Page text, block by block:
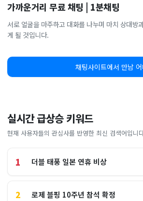
가까운거리 무료 채팅 | 1분채팅
서로 얼굴을 마주하고 대화를 나누며 마치 상대방
게 될 것입니다.
채팅사이트에서 만남
실시간 급상승 키워드
현재 사용자들의 관심사를 반영한 최신 검색어입니
1 더블 태풍 일본 연휴 비상
2 로제 블핑 10주년 참석 확정